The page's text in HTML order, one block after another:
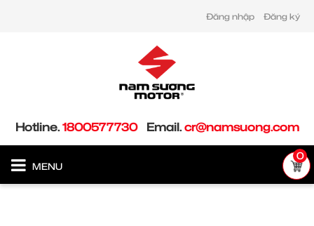
Đăng nhập Đăng ký
Hotline.1800577730 Email.cr@namsuong.com
MENU
0